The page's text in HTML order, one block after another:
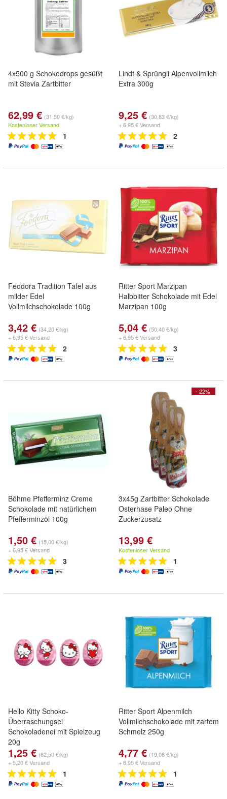
4x500 g Schokodrops gesüßt
mit Stevia Zartbitter
62,99 € (31,50 €/kg)
Kostenloser Versand
1
Lindt & Sprüngli Alpenvollmilch
Extra 300g
9,25 € (30,83 €/kg)
+ 6,95 € Versand
2
Feodora Tradition Tafel aus
milder Edel
Vollmilchschokolade 100g
3,42 € (34,20 €/kg)
+ 6,95 € Versand
2
Ritter Sport Marzipan
Halbbitter Schokolade mit Edel
Marzipan 100g
5,04 € (50,40 €/kg)
+ 6,95 € Versand
3
Böhme Pfefferminz Creme
Schokolade mit natürlichem
Pfefferminzöl 100g
1,50 € (15,00 €/kg)
+ 6,95 € Versand
3
- 22%
3x45g Zartbitter Schokolade
Osterhase Paleo Ohne
Zuckerzusatz
13,99 €
Kostenloser Versand
1
Hello Kitty Schoko-
Überraschungsei
Schokoladenei mit Spielzeug
20g
1,25 € (62,50 €/kg)
+ 5,20 € Versand
1
Ritter Sport Alpenmilch
Vollmilchschokolade mit zartem
Schmelz 250g
4,77 € (19,08 €/kg)
+ 6,95 € Versand
1